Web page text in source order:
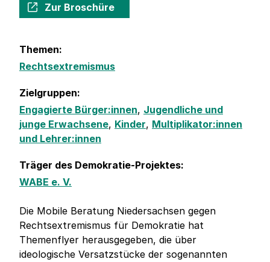
Zur Broschüre
Themen:
Rechtsextremismus
Zielgruppen:
Engagierte Bürger:innen, Jugendliche und
junge Erwachsene, Kinder, Multiplikator:innen
und Lehrer:innen
Träger des Demokratie-Projektes:
WABE e. V.
Die Mobile Beratung Niedersachsen gegen
Rechtsextremismus für Demokratie hat
Themenflyer herausgegeben, die über
ideologische Versatzstücke der sogenannten